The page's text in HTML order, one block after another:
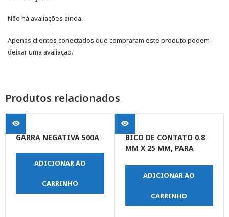
Não há avaliações ainda.
Apenas clientes conectados que compraram este produto podem
deixar uma avaliação.
Produtos relacionados
GARRA NEGATIVA 500A
ADICIONAR AO
CARRINHO
BICO DE CONTATO 0.8
MM X 25 MM, PARA
ADICIONAR AO
CARRINHO